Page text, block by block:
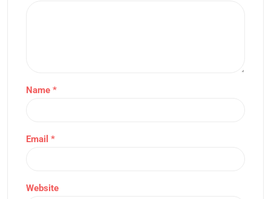
Name *
Email *
Website